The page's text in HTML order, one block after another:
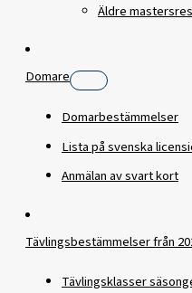
Äldre
Domare
Domarbestämmelser
Lista på svenska
Anmälan av svart kort
Tävlingsbestämmelser från
Tävlingsklasser